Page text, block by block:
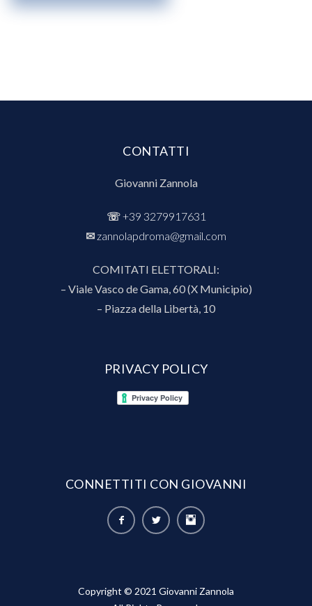
CONTATTI
Giovanni Zannola
☏+39 3279917631
✉︎ zannolapdroma@gmail.com
COMITATI ELETTORALI:
– Viale Vasco de Gama, 60 (X Municipio)
– Piazza della Libertà, 10
PRIVACY POLICY
CONNETTITI CON GIOVANNI
Copyright © 2021 Giovanni Zannola